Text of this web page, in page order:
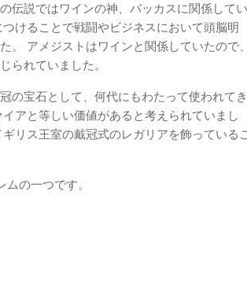
伝説ではワインの神、バッカスに関係してい
けることで戦闘やビジネスにおいて頭脳明
。 アメジストはワインと関係していたので、
られていました。
の宝石として、何代にもわたって使われてき
アと等しい価値があると考えられていまし
リス王室の戴冠式のレガリアを飾っているこ
の一つです。